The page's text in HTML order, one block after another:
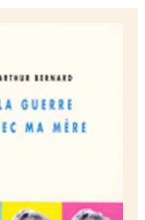
du grand garçon qui dit «Maman», et la
corps défendant. Les «mémoires» de cet
les défaites qu ‘il faut pour y arriver»
à un processus de re-création par